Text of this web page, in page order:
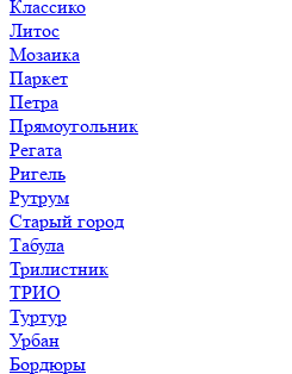
Классико
Литос
Мозаика
Паркет
Петра
Прямоугольник
Регата
Ригель
Рутрум
Старый город
Табула
Трилистник
ТРИО
Туртур
Урбан
Бордюры